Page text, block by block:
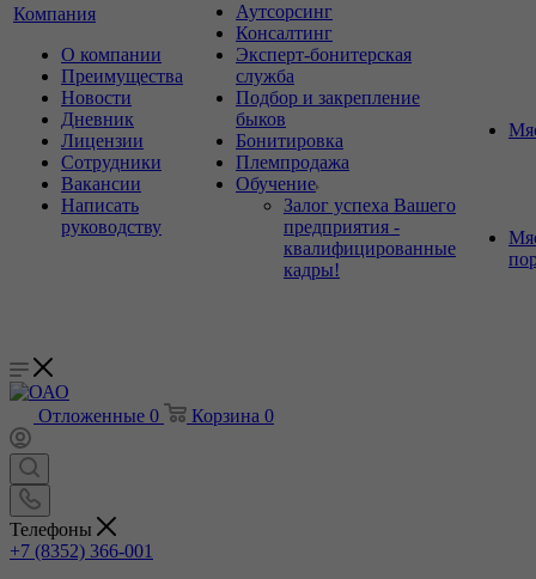
Компания
О компании
Преимущества
Новости
Дневник
Лицензии
Сотрудники
Вакансии
Написать
руководству
Аутсорсинг
Консалтинг
Эксперт-бонитерская
служба
Подбор и закрепление
быков
Бонитировка
Племпродажа
Обучение
Залог успеха Вашего
предприятия -
квалифицированные
кадры!
Отложенные 0 Корзина 0
Телефоны
+7 (8352) 366-001